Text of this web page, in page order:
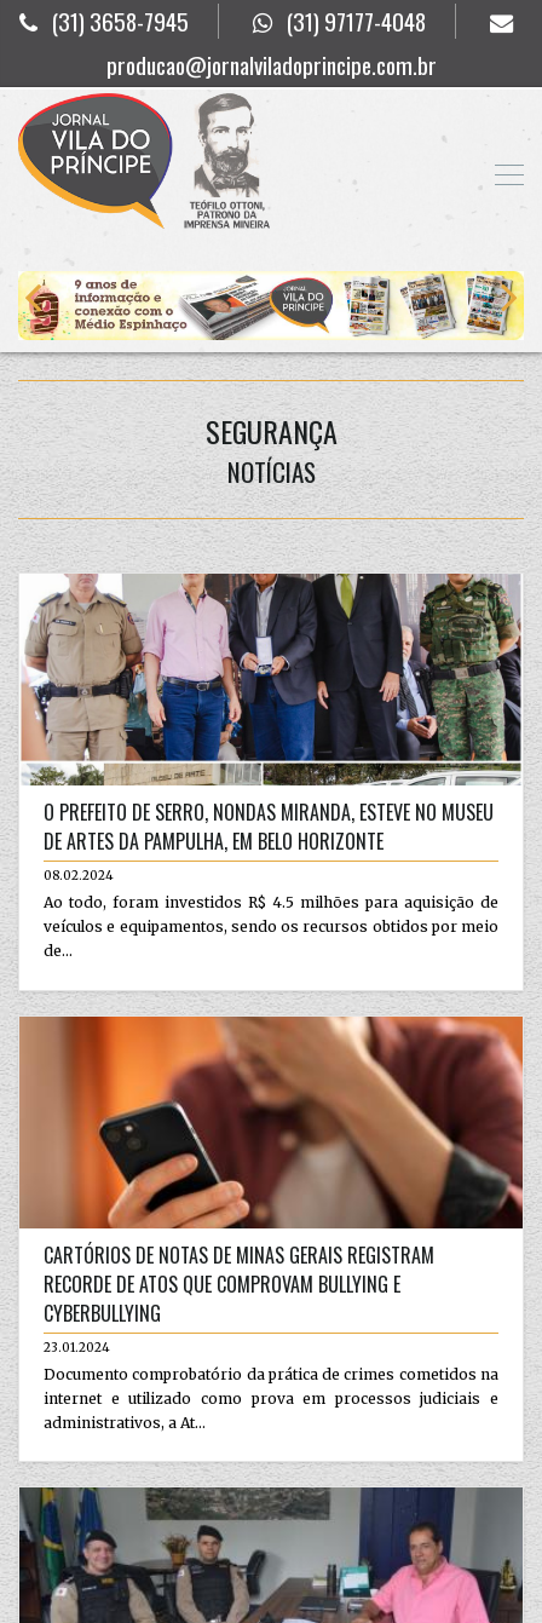
(31) 3658-7945
(31) 97177-4048
producao@jornalviladoprincipe.com.br
SEGURANÇA
NOTÍCIAS
O PREFEITO DE SERRO, NONDAS MIRANDA, ESTEVE NO MUSEU
DE ARTES DA PAMPULHA, EM BELO HORIZONTE
08.02.2024
Ao todo, foram investidos R$ 4.5 milhões para aquisição de
veículos e equipamentos, sendo os recursos obtidos por meio
de...
CARTÓRIOS DE NOTAS DE MINAS GERAIS REGISTRAM
RECORDE DE ATOS QUE COMPROVAM BULLYING E
CYBERBULLYING
23.01.2024
Documento comprobatório da prática de crimes cometidos na
internet e utilizado como prova em processos judiciais e
administrativos, a At...